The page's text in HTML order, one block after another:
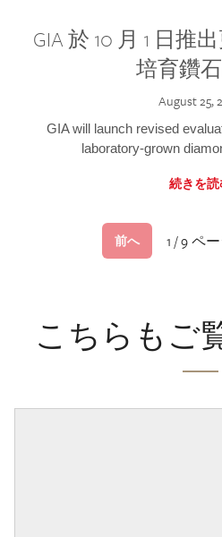
GIA 於 10 月 1 日推
培育鑽
August 25,
GIA will launch revised
laboratory-grown
続きを
前へ 1 / 9 ペ
こちらもご